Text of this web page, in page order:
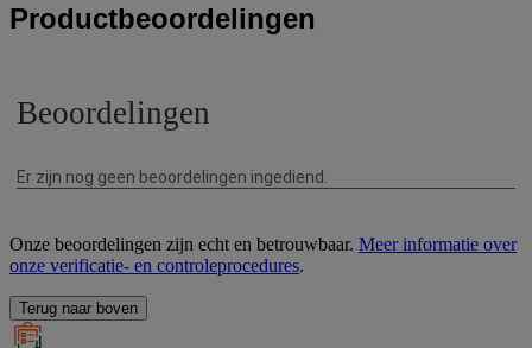
Productbeoordelingen
Onze beoordelingen zijn echt en betrouwbaar. Meer informatie over
onze verificatie- en controleprocedures.
Terug naar boven